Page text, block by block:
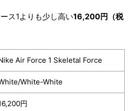
ス1よりも少し高い16,200円（税
Air Force 1 Skeletal Force
White-White
円